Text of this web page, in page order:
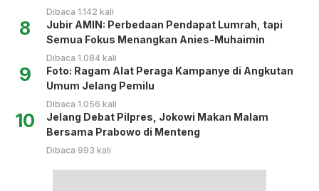
Dibaca 1.142 kali
8
Jubir AMIN: Perbedaan Pendapat Lumrah, tapi
Semua Fokus Menangkan Anies-Muhaimin
Dibaca 1.084 kali
9
Foto: Ragam Alat Peraga Kampanye di Angkutan
Umum Jelang Pemilu
Dibaca 1.056 kali
10
Jelang Debat Pilpres, Jokowi Makan Malam
Bersama Prabowo di Menteng
Dibaca 993 kali